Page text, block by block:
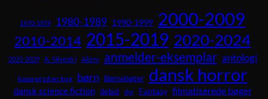
1970-1979 1980-1989 1990-1999 2000-2009
2010-2014 2015-2019 2020-2024
2025-2029 A. Silvestri Aliens anmelder-eksemplar antologi
baseret på en bog børn Børnebøger dansk horror
dansk science fiction debut dyr Fantasy filmatiserede bøger